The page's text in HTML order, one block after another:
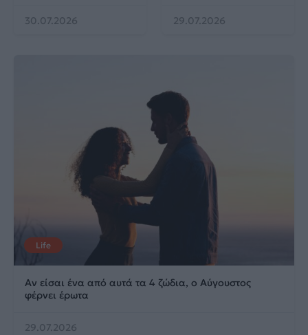
30.07.2026 29.07.2026
Life
Αν είσαι ένα από αυτά τα 4 ζώδια, ο Αύγουστος
φέρνει έρωτα
29.07.2026